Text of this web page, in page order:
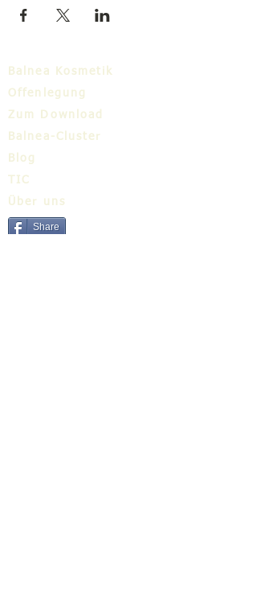
Balnea Kosmetik
Offenlegung
Zum Download
Balnea-Cluster
Blog
TIC
Über uns
Share